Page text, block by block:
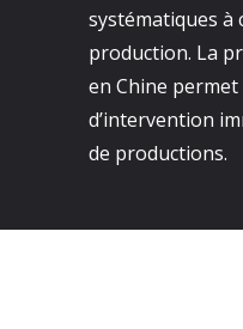
systématiques à
production. La
en Chine permet
d’intervention
de productions.